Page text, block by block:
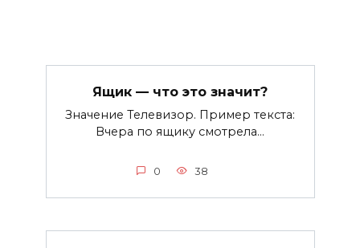
Ящик — что это значит?
Значение Телевизор. Пример текста:
Вчера по ящику смотрела…
0 38